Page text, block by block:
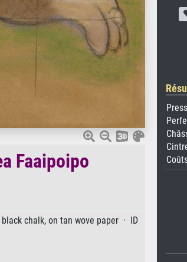
Faaipoipo
chalk, on tan wove paper · ID